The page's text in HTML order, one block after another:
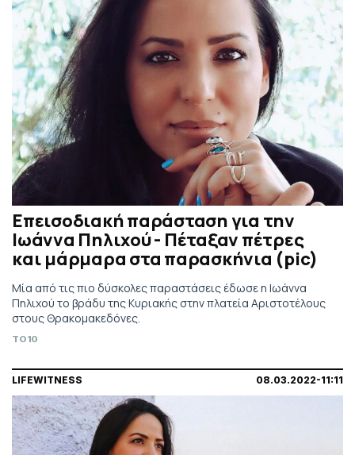
Επεισοδιακή παράσταση για την
Ιωάννα Πηλιχού - Πέταξαν πέτρες
και μάρμαρα στα παρασκήνια (pic)
Μία από τις πιο δύσκολες παραστάσεις έδωσε η Ιωάννα
Πηλιχού το βράδυ της Κυριακής στην πλατεία Αριστοτέλους
στους Θρακομακεδόνες.
TO10
LIFEWITNESS 08.03.2022-11:11